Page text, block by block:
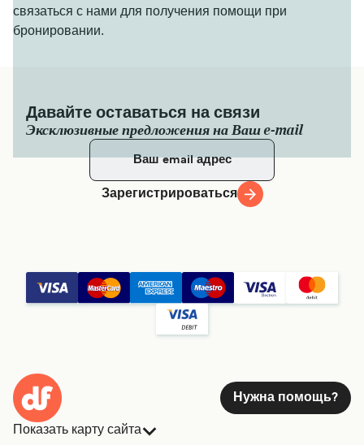
связаться с нами для получения помощи при
бронировании.
Давайте оставаться на связи
Эксклюзивные предложения на Ваш e-mail
Зарегистрироваться
Нужна помощь?
Показать карту сайта